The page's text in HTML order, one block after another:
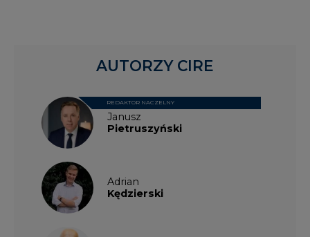
Janusz
Pietruszyński
REDAKTOR NACZELNY
Adrian
Kędzierski
AUTORZY CIRE